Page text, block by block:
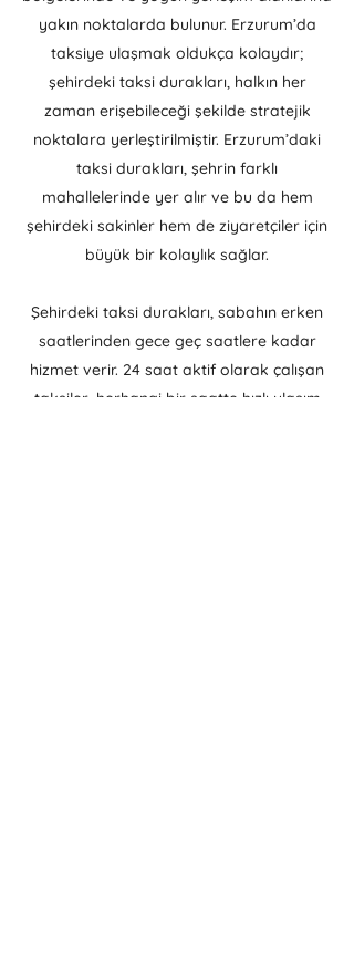
yakın noktalarda bulunur. Erzurum’da
taksiye ulaşmak oldukça kolaydır;
şehirdeki taksi durakları, halkın her
zaman erişebileceği şekilde stratejik
noktalara yerleştirilmiştir. Erzurum’daki
taksi durakları, şehrin farklı
mahallelerinde yer alır ve bu da hem
şehirdeki sakinler hem de ziyaretçiler için
büyük bir kolaylık sağlar.
Şehirdeki taksi durakları, sabahın erken
saatlerinden gece geç saatlere kadar
hizmet verir. 24 saat aktif olarak çalışan
taksiler, herhangi bir saatte hızlı ulaşım